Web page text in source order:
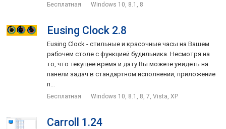
Бесплатная Windows 10, 8.1, 8
Eusing Clock 2.8
Eusing Clock - стильные и красочные часы на Вашем
рабочем столе с функцией будильника. Несмотря на
то, что текущее время и дату Вы можете увидеть на
панели задач в стандартном исполнении, приложение
п...
Бесплатная Windows 10, 8.1, 8, 7, Vista, XP
Carroll 1.24